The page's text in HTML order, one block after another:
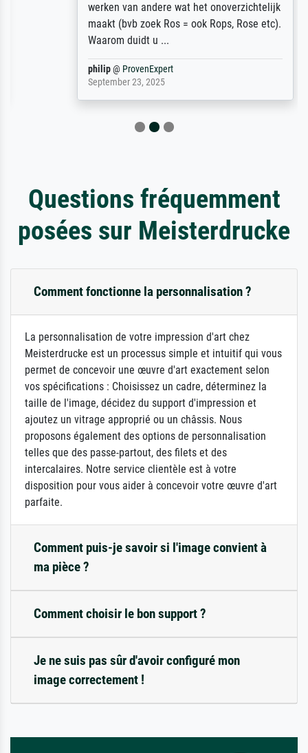
werken van andere wat het onoverzichtelijk
maakt (bvb zoek Ros = ook Rops, Rose etc).
Waarom duidt u ...
@ProvenExpert
September 23, 2025
Questions fréquemment
posées sur Meisterdrucke
Comment fonctionne la personnalisation ?
La personnalisation de votre impression d'art chez
Meisterdrucke est un processus simple et intuitif qui vous
permet de concevoir une œuvre d'art exactement selon
vos spécifications : Choisissez un cadre, déterminez la
taille de l'image, décidez du support d'impression et
ajoutez un vitrage approprié ou un châssis. Nous
proposons également des options de personnalisation
telles que des passe-partout, des filets et des
intercalaires. Notre service clientèle est à votre
disposition pour vous aider à concevoir votre œuvre d'art
parfaite.
Comment puis-je savoir si l'image convient à
ma pièce ?
Comment choisir le bon support ?
Je ne suis pas sûr d'avoir configuré mon
image correctement !